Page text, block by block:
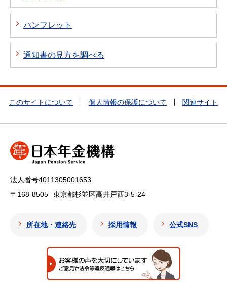
パンフレット
通知書の見方を調べる
このサイトについて 個人情報の保護について 関連サイト
法人番号4011305001653
〒168-8505
東京都杉並区高井戸西3-5-24
所在地・連絡先 採用情報 公式SNS